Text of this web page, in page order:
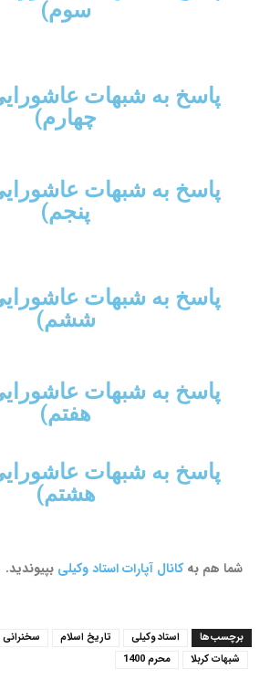
سوم)
پاسخ به شبهات
چهارم)
پاسخ به شبهات
پنجم)
پاسخ به شبهات
ششم)
پاسخ به شبهات
هفتم)
پاسخ به شبهات
هشتم)
شما هم بهکانال آپارات استاد وکیلی بپیوندید.
برچسب‌ها استاد وکیلی تاریخ اسلام
شبهات کربلا
محرم 1400